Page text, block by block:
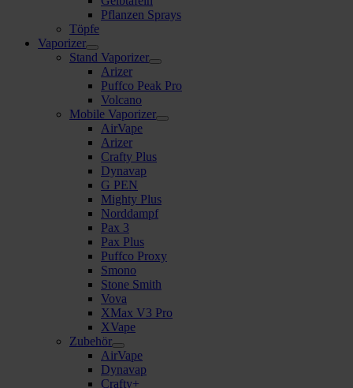
Pflanzen Sprays
Töpfe
Vaporizer
Stand Vaporizer
Arizer
Puffco Peak Pro
Volcano
Mobile Vaporizer
AirVape
Arizer
Crafty Plus
Dynavap
G PEN
Mighty Plus
Norddampf
Pax 3
Pax Plus
Puffco Proxy
Smono
Stone Smith
Vova
XMax V3 Pro
XVape
Zubehör
AirVape
Dynavap
Crafty+